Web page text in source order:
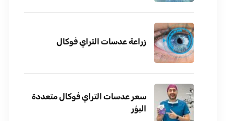
زراعة عدسات التراي فوكال
سعر عدسات التراي فوكال متعددة
البؤر